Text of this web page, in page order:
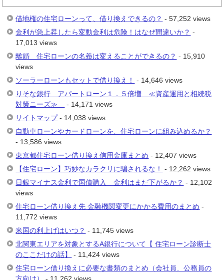
借地権の住宅ローンって、借り換えできるの？ - 57,252 views
金利が急上昇したら変動金利は危険！はなぜ間違いか？ -
17,013 views
離婚 住宅ローンの名義は変えることができるの？ - 15,910
views
ソーラーローンもセットで借り換え！
- 14,646 views
りそな銀行 アパートローン１．５倍増 ≪資産運用と相続税
対策ニーズ≫
- 14,171 views
サイトマップ- 14,038 views
自動車ローンやカードローンを、住宅ローンに組み込めるか？
- 13,586 views
東京都住宅ローン借り換え信用金庫まとめ - 12,407 views
【住宅ローン】巧妙なカラクリに騙されるな！
- 12,262 views
日銀マイナス金利で国債購入 金利はまだ下がるか？ - 12,102
views
住宅ローン借り換え先 金融機関変更にかかる費用のまとめ -
11,772 views
米国の利上げはいつ？ - 11,745 views
北関東エリアを対象とするA銀行について【 住宅ローン診断士
のここだけの話】
- 11,424 views
住宅ローン借り換えに必要な書類のまとめ（会社員、公務員の
方向け）
- 11,262 views